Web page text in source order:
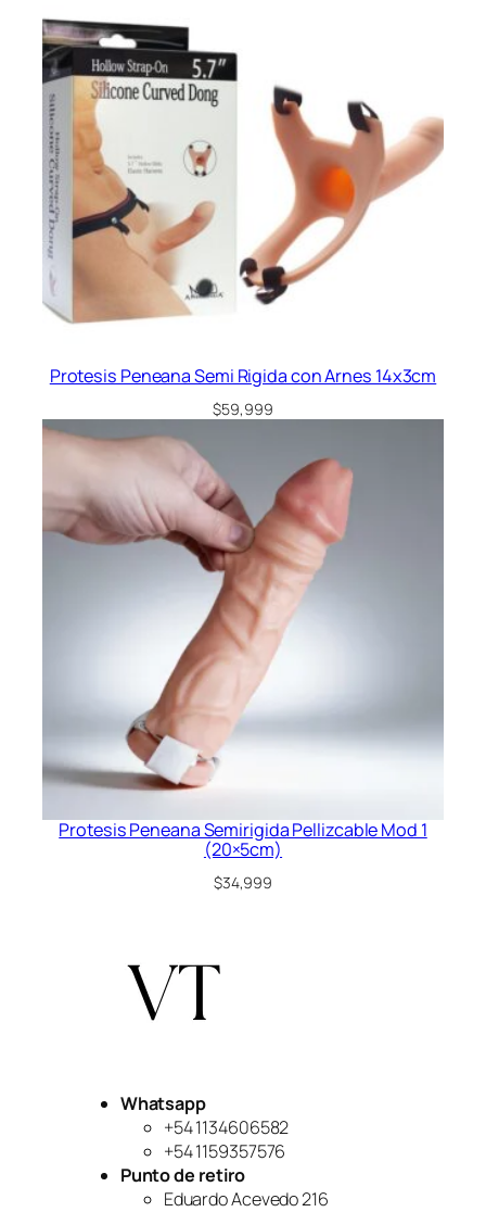
Protesis Peneana Semi Rigida con Arnes 14x3cm
$59,999
Protesis Peneana Semirigida Pellizcable Mod 1
(20×5cm)
$34,999
Whatsapp
+54 1134606582
+54 1159357576
Punto de retiro
Eduardo Acevedo 216